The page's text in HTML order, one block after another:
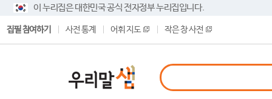
이 누리집은 대한민국 공식 전자정부 누리집입니다.
집필 참여하기 사전 통계 어휘 지도 작은 창 사전